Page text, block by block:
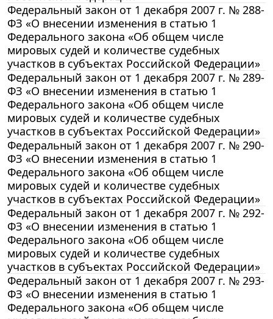
Федеральный закон от 1 декабря 2007 г. № 288-
ФЗ «О внесении изменения в статью 1
Федерального закона «Об общем числе
мировых судей и количестве судебных
участков в субъектах Российской Федерации»
Федеральный закон от 1 декабря 2007 г. № 289-
ФЗ «О внесении изменения в статью 1
Федерального закона «Об общем числе
мировых судей и количестве судебных
участков в субъектах Российской Федерации»
Федеральный закон от 1 декабря 2007 г. № 290-
ФЗ «О внесении изменения в статью 1
Федерального закона «Об общем числе
мировых судей и количестве судебных
участков в субъектах Российской Федерации»
Федеральный закон от 1 декабря 2007 г. № 292-
ФЗ «О внесении изменения в статью 1
Федерального закона «Об общем числе
мировых судей и количестве судебных
участков в субъектах Российской Федерации»
Федеральный закон от 1 декабря 2007 г. № 293-
ФЗ «О внесении изменения в статью 1
Федерального закона «Об общем числе